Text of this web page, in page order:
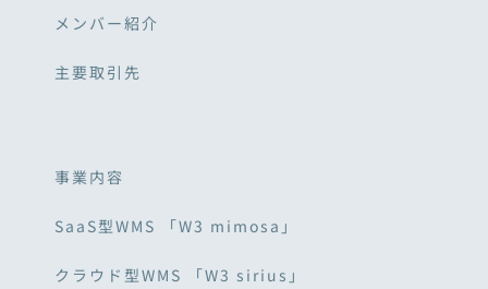
メンバー紹介
主要取引先
事業内容
SaaS型WMS 「W3 mimosa」
クラウド型WMS 「W3 sirius」